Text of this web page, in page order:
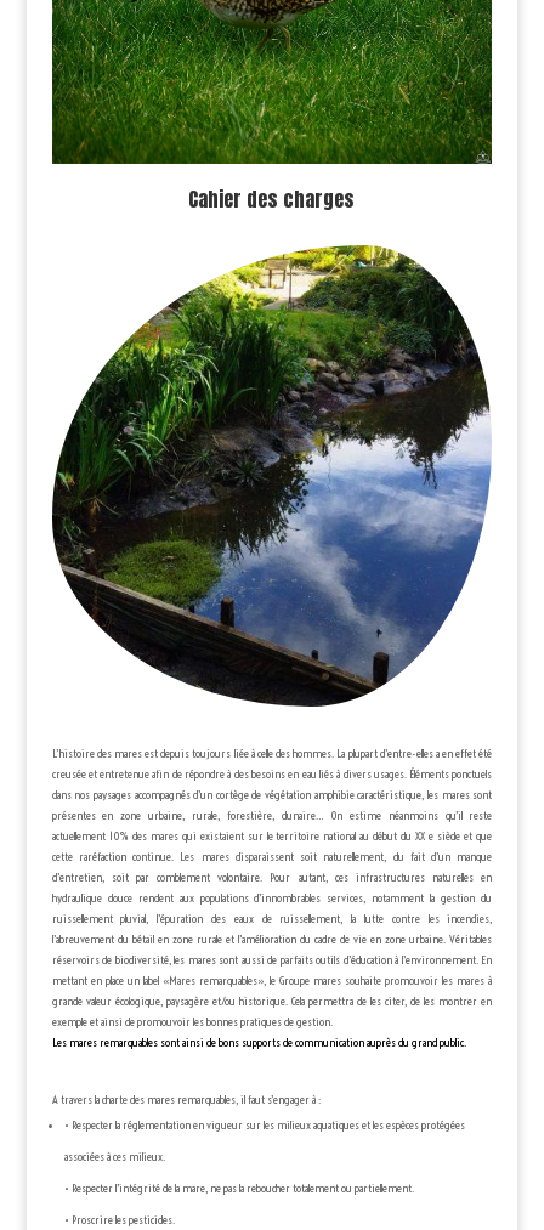
Cahier des charges
L’histoire des mares est depuis toujours liée à celle des hommes. La plupart d’entre-elles a en effet été
creusée et entretenue afin de répondre à des besoins en eau liés à divers usages. Éléments ponctuels
dans nos paysages accompagnés d’un cortège de végétation amphibie caractéristique, les mares sont
présentes en zone urbaine, rurale, forestière, dunaire… On estime néanmoins qu’il reste
actuellement 10% des mares qui existaient sur le territoire national au début du XX e siècle et que
cette raréfaction continue. Les mares disparaissent soit naturellement, du fait d’un manque
d’entretien, soit par comblement volontaire. Pour autant, ces infrastructures naturelles en
hydraulique douce rendent aux populations d’innombrables services, notamment la gestion du
ruissellement pluvial, l’épuration des eaux de ruissellement, la lutte contre les incendies,
l’abreuvement du bétail en zone rurale et l’amélioration du cadre de vie en zone urbaine. Véritables
réservoirs de biodiversité, les mares sont aussi de parfaits outils d’éducation à l’environnement. En
mettant en place un label «Mares remarquables», le Groupe mares souhaite promouvoir les mares à
grande valeur écologique, paysagère et/ou historique. Cela permettra de les citer, de les montrer en
exemple et ainsi de promouvoir les bonnes pratiques de gestion.
Les mares remarquables sont ainsi de bons supports de communication auprès du grand public.
A travers la charte des mares remarquables, il faut s’engager à :
• Respecter la réglementation en vigueur sur les milieux aquatiques et les espèces protégées
associées à ces milieux.
• Respecter l’intégrité de la mare, ne pas la reboucher totalement ou partiellement.
• Proscrire les pesticides.